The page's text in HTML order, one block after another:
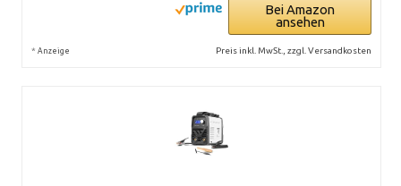
Bei Amazon
ansehen
* Anzeige Preis inkl. MwSt., zzgl. Versandkosten